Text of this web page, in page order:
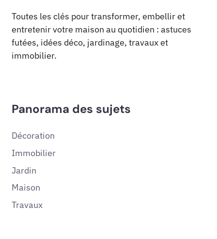
Toutes les clés pour transformer, embellir et
entretenir votre maison au quotidien : astuces
futées, idées déco, jardinage, travaux et
immobilier.
Panorama des sujets
Décoration
Immobilier
Jardin
Maison
Travaux